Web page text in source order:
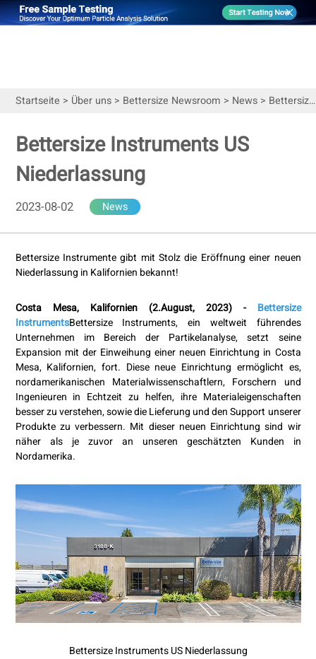
Startseite > Über uns> Bettersize Newsroom > News> Bettersize Instruments US Niederlassung
Bettersize Instruments US
Niederlassung
2023-08-02 News
Bettersize Instrumente gibt mit Stolz die Eröffnung einer neuen
Niederlassung in Kalifornien bekannt!
Costa Mesa, Kalifornien (2.August, 2023) - Bettersize
InstrumentsBettersize Instruments, ein weltweit führendes
Unternehmen im Bereich der Partikelanalyse, setzt seine
Expansion mit der Einweihung einer neuen Einrichtung in Costa
Mesa, Kalifornien, fort. Diese neue Einrichtung ermöglicht es,
nordamerikanischen Materialwissenschaftlern, Forschern und
Ingenieuren in Echtzeit zu helfen, ihre Materialeigenschaften
besser zu verstehen, sowie die Lieferung und den Support unserer
Produkte zu verbessern. Mit dieser neuen Einrichtung sind wir
näher als je zuvor an unseren geschätzten Kunden in
Nordamerika.
Bettersize Instruments US Niederlassung